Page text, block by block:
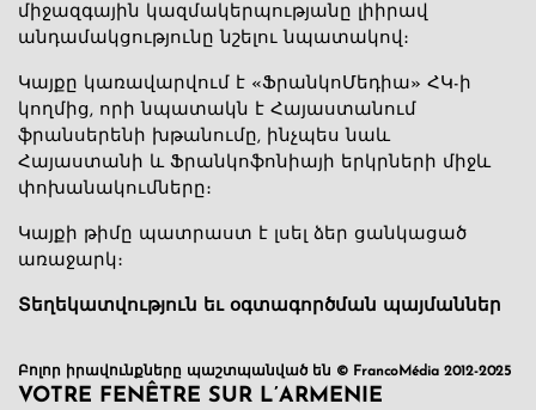
միջազգային կազմակերպությանը լիիրավ
անդամակցությունը նշելու նպատակով։
Կայքը կառավարվում է «ՖրանկոՄեդիա» ՀԿ-ի
կողմից, որի նպատակն է Հայաստանում
ֆրանսերենի խթանումը, ինչպես նաև
Հայաստանի և Ֆրանկոֆոնիայի երկրների միջև
փոխանակումները։
Կայքի թիմը պատրաստ է լսել ձեր ցանկացած
առաջարկ։
Տեղեկատվություն եւ օգտագործման պայմաններ
Բոլոր իրավունքները պաշտպանված են © FrancoMédia 2012-2025
VOTRE FENÊTRE SUR L’ARMENIE